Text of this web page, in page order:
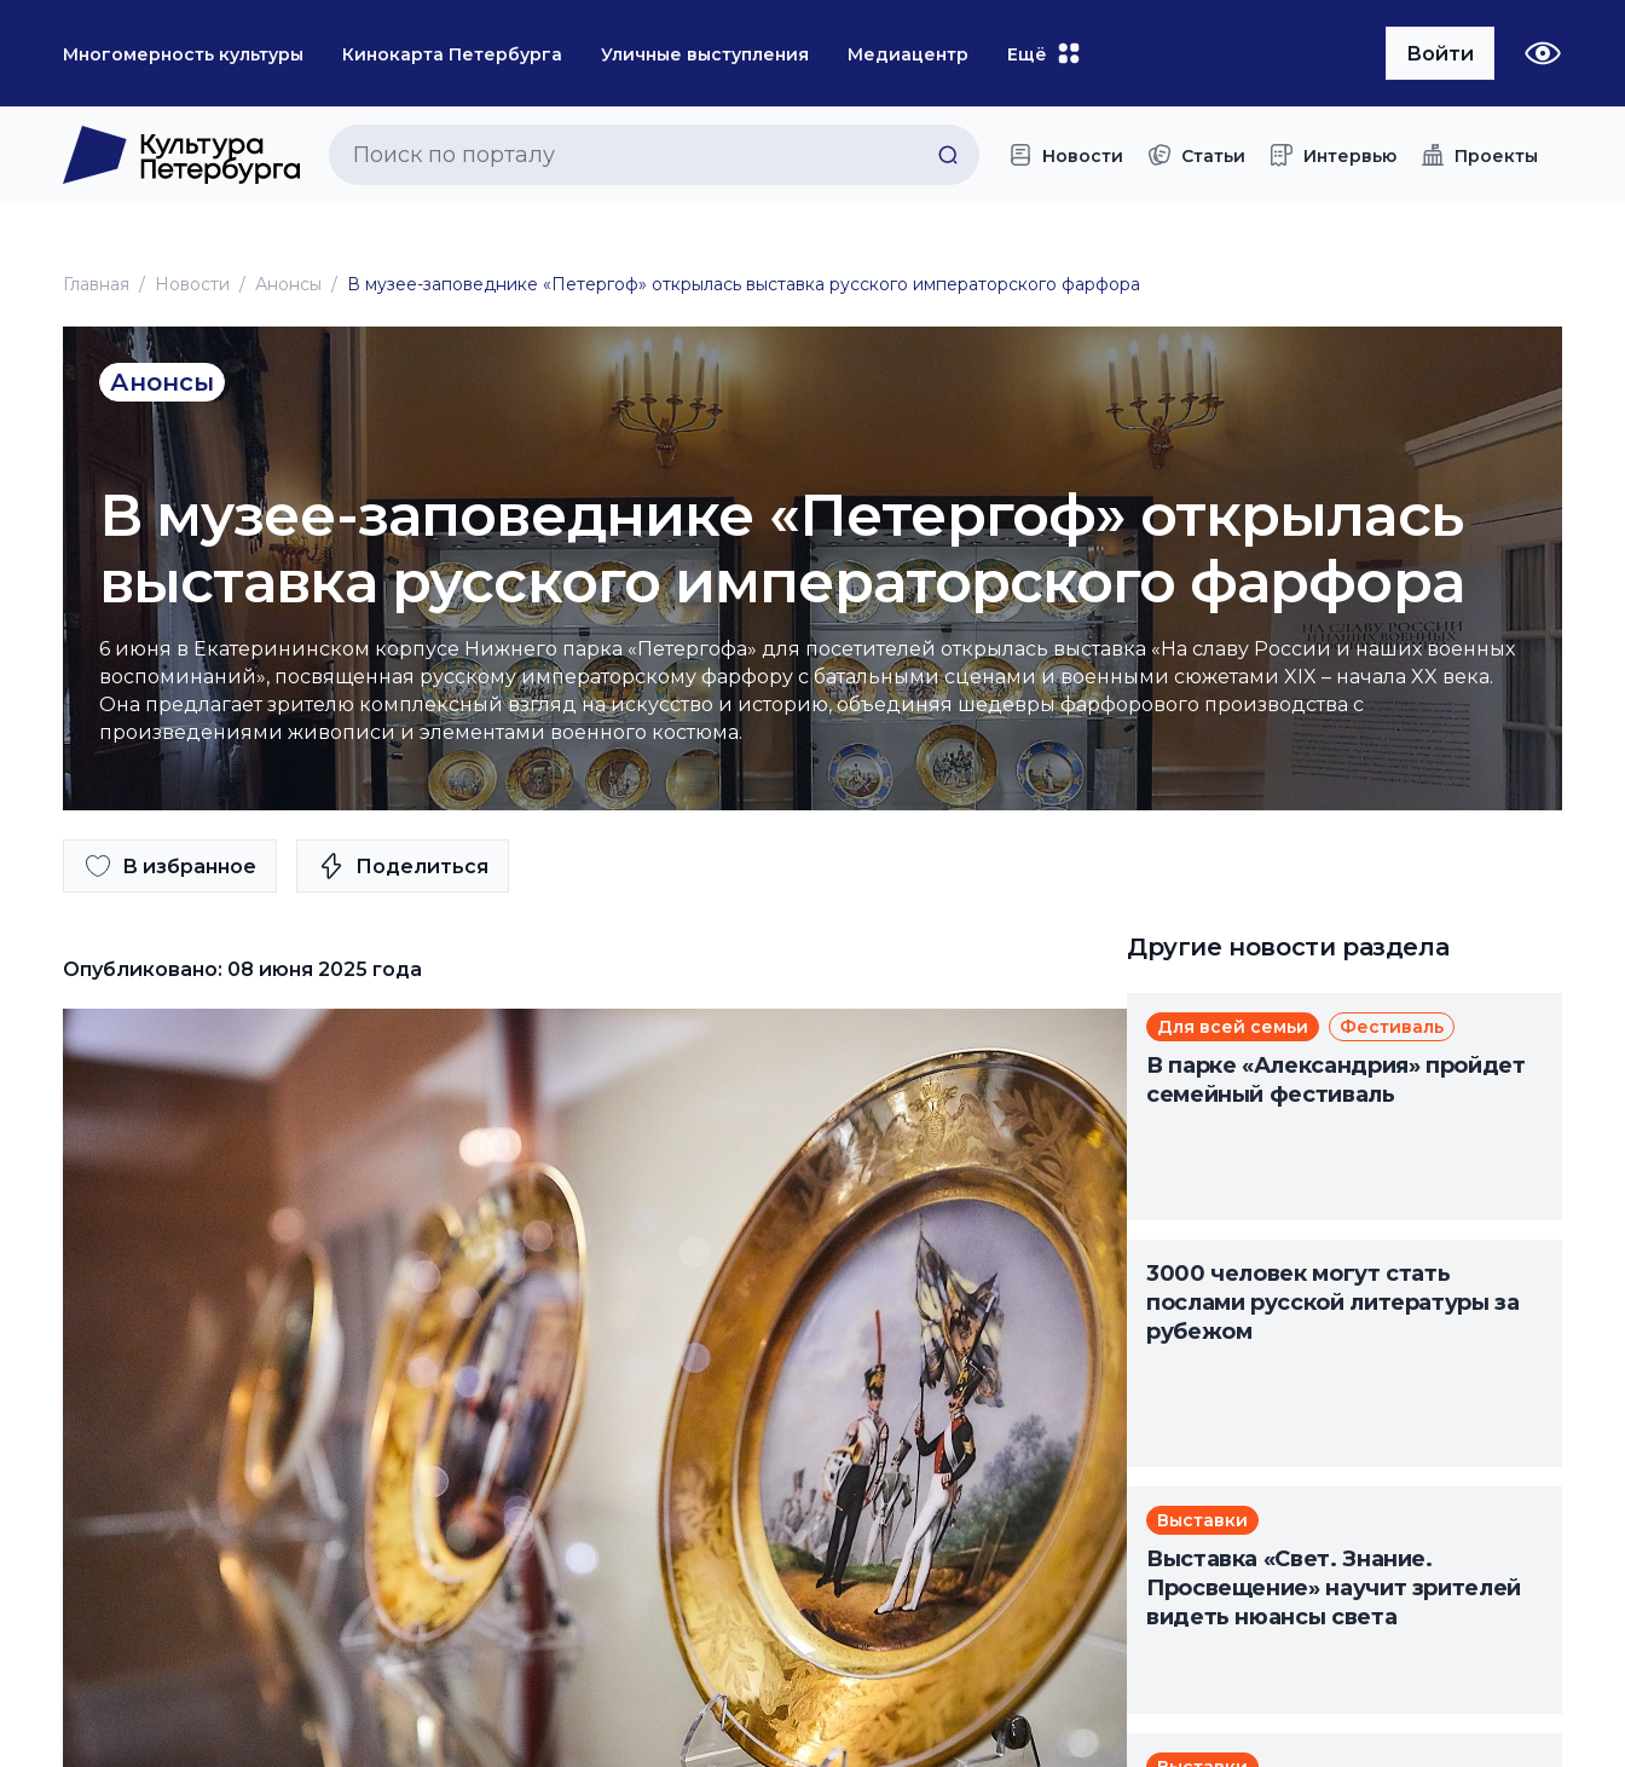
Многомерность культуры Кинокарта Петербурга Уличные выступления Медиацентр Ещё Войти
Новости Статьи Интервью Проекты
Главная Новоcти Анонсы В музее-заповеднике «Петергоф» открылась выставка русского императорского фарфора
Анонсы
В музее-заповеднике «Петергоф» открылась
выставка русского императорского фарфора
6 июня в Екатерининском корпусе Нижнего парка «Петергофа» для посетителей открылась выставка «На славу России и наших военных
воспоминаний», посвященная русскому императорскому фарфору с батальными сценами и военными сюжетами XIX – начала XX века.
Она предлагает зрителю комплексный взгляд на искусство и историю, объединяя шедевры фарфорового производства с
произведениями живописи и элементами военного костюма.
В избранное Поделиться
Опубликовано: 08 июня 2025 года
Другие новости раздела
Для всей семьи Фестиваль
В парке «Александрия» пройдет
семейный фестиваль
3000 человек могут стать
послами русской литературы за
рубежом
Выставки
Выставка «Свет. Знание.
Просвещение» научит зрителей
видеть нюансы света